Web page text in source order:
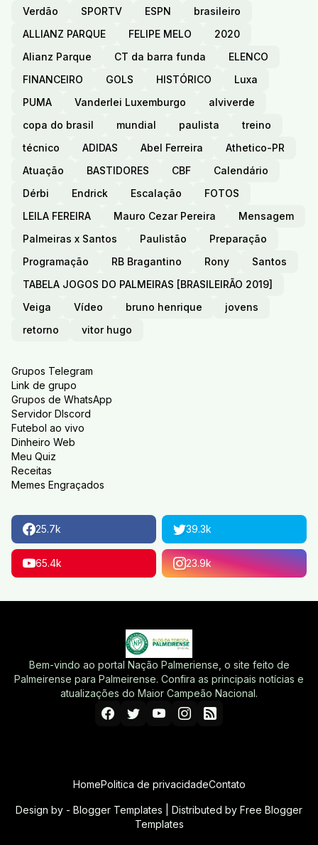
Verdão
SPORTV ESPN
brasileiro
ALLIANZ PARQUE
FELIPE MELO
2020
Alianz Parque
CT da barra funda
ELENCO
FINANCEIRO
GOLS HISTÓRICO
Luxa
PUMA
Vanderlei Luxemburgo
alviverde
copa do brasil
mundial paulista
treino
técnico
ADIDAS Abel Ferreira
Athetico-PR
Atuação
BASTIDORES CBF
Calendário
Dérbi
Endrick Escalação
FOTOS
LEILA FEREIRA
Mauro Cezar Pereira
Mensagem
Palmeiras x Santos
Paulistão
Preparação
Programação
RB Bragantino Rony
Santos
TABELA JOGOS DO PALMEIRAS [BRASILEIRÃO 2019]
Veiga
Vídeo bruno henrique
jovens
retorno
vitor hugo
Grupos Telegram
Link de grupo
Grupos de WhatsApp
Servidor DIscord
Futebol ao vivo
Dinheiro Web
Meu Quiz
Receitas
Memes Engraçados
25.7k 39.3k
65.4k 23.9k
Bem-vindo ao portal Nação Palmeriense, o site feito de
Palmeirense para Palmeirense. Confira as principais notícias e
atualizações do Maior Campeão Nacional.
Design by - Blogger Templates | Distributed by Free Blogger
Templates
HomePolitica de privacidadeContato